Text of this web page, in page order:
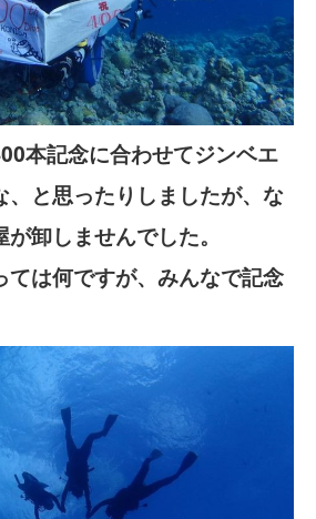
本記念に合わせてジンベエ
、と思ったりしましたが、な
卸しませんでした。
ては何ですが、みんなで記念